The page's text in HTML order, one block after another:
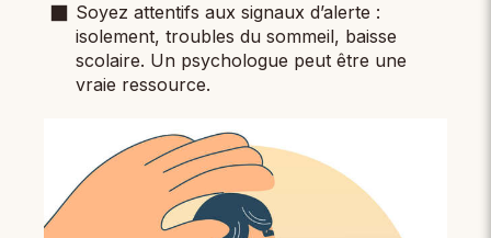
Soyez attentifs aux signaux d’alerte :
isolement, troubles du sommeil, baisse
scolaire. Un psychologue peut être une
vraie ressource.